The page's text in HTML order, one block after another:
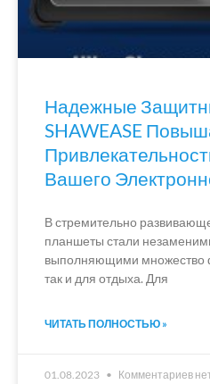
Надежные
SHAWEASE
Вашего
В стремительно
планшеты стали
выполняющими множество
так и для отдыха. Для
ЧИТАТЬ ПОЛНОСТЬЮ »
01.08.2023 Комментариев